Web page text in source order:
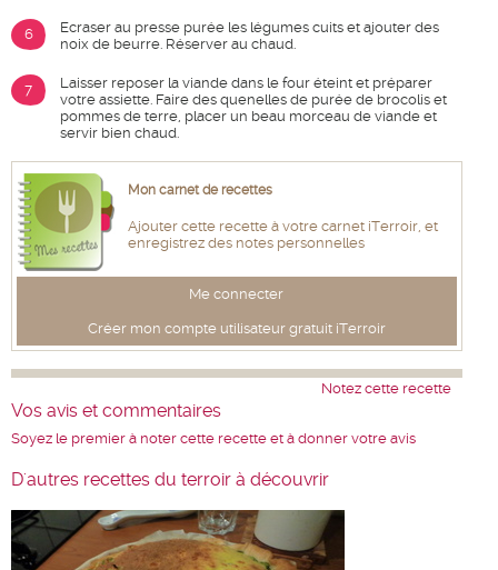
6
Ecraser au presse purée les légumes cuits et ajouter des
noix de beurre. Réserver au chaud.
7
Laisser reposer la viande dans le four éteint et préparer
votre assiette. Faire des quenelles de purée de brocolis et
pommes de terre, placer un beau morceau de viande et
servir bien chaud.
Mon carnet de recettes
Ajouter cette recette à votre carnet iTerroir, et
enregistrez des notes personnelles
Me connecter
Créer mon compte utilisateur gratuit iTerroir
Notez cette recette
Vos avis et commentaires
Soyez le premier à noter cette recette et à donner votre avis
D'autres recettes du terroir à découvrir